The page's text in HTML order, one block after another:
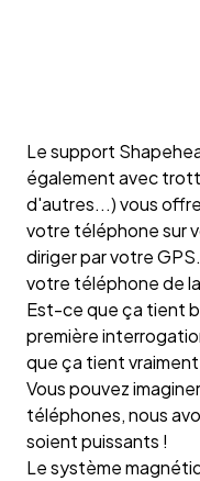
Le support
également avec
d'autres...) vous
votre téléphone sur
diriger par votre
votre téléphone de
Est-ce que ça tient
première
que ça tient vraiment
Vous pouvez
téléphones, nous
soient puissants !
Le système